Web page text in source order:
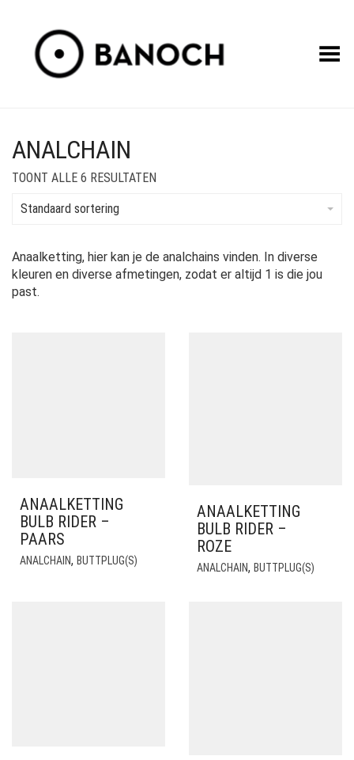
Toggle Menu
ANALCHAIN
TOONT ALLE 6 RESULTATEN
Standaard sortering
Anaalketting, hier kan je de analchains vinden. In diverse
kleuren en diverse afmetingen, zodat er altijd 1 is die jou
past.
ANAALKETTING
BULB RIDER –
PAARS
ANALCHAIN, BUTTPLUG(S)
ANAALKETTING
BULB RIDER –
ROZE
ANALCHAIN, BUTTPLUG(S)